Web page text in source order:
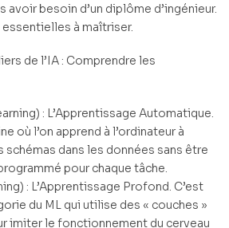
avoir besoin d’un diplôme d’ingénieur.
à maîtriser.
de l’IA : Comprendre les
: L’Apprentissage Automatique.
où l’on apprend à l’ordinateur à
schémas dans les données sans être
pour chaque tâche.
: L’Apprentissage Profond. C’est
du ML qui utilise des « couches »
imiter le fonctionnement du cerveau